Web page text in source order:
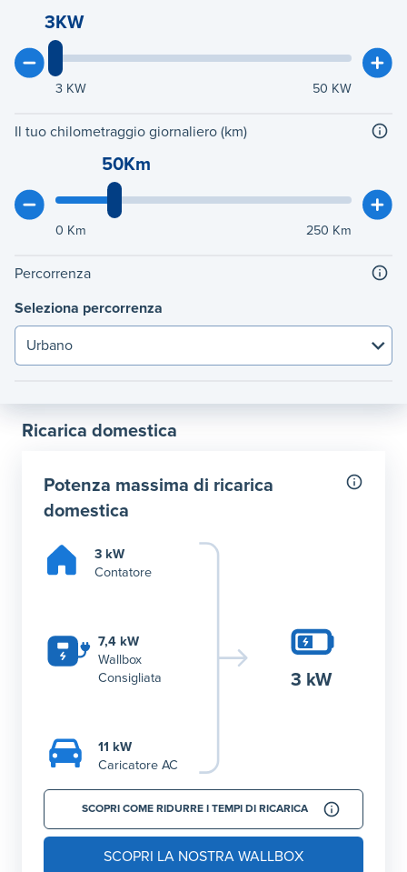
3KW
3 KW 50 KW
Il tuo chilometraggio giornaliero (km)
50Km
0 Km 250 Km
Percorrenza
Seleziona percorrenza
Ricarica domestica
Potenza massima di ricarica
domestica
3 kW
Contatore
7,4 kW
Wallbox
Consigliata
11 kW
Caricatore AC
3 kW
SCOPRI COME RIDURRE I TEMPI DI RICARICA
SCOPRI LA NOSTRA WALLBOX